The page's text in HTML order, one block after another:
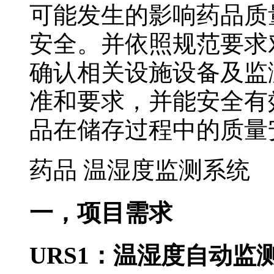
可能发生的影响药品
安全。并依照规范要
确认相关设施设备及
准和要求，并能安全
品在储存过程中的质
药品 温湿度监测系统
一，项目需求
URS1 ：温湿度自动监